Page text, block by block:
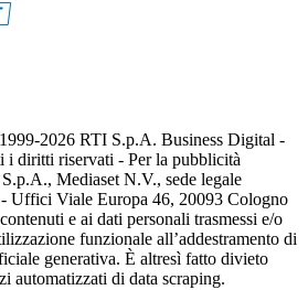
2026 RTI S.p.A. Business Digital -
i diritti riservati - Per la pubblicità
Mediaset N.V., sede legale
Uffici Viale Europa 46, 20093 Cologno
e ai dati personali trasmessi e/o
funzionale all’addestramento di
generativa. È altresì fatto divieto
automatizzati di data scraping.